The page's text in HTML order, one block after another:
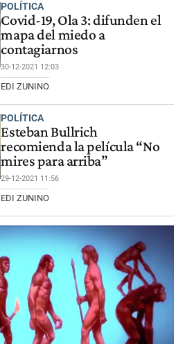
POLÍTICA
Covid-19, Ola 3: difunden el
mapa del miedo a
contagiarnos
30-12-2021 12:03
EDI ZUNINO
POLÍTICA
Esteban Bullrich
recomienda la película “No
mires para arriba”
29-12-2021 11:56
EDI ZUNINO